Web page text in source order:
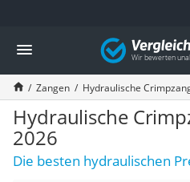
Die beliebtesten Vergleiche nach
Baumarkt
Tresor feuerfest
Makita-Akku-Rasenmäher
Kappsäge
Smartes Türschloss
Akku-Rasentrimmer
Feuchtigkeitsmessgerät
Vergleich
Zangen Hydraulische
Hydraulische
2026
Die besten hydraulischen